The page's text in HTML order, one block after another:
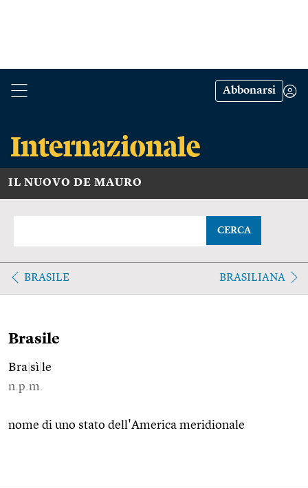
Abbonarsi
IL NUOVO DE MAURO
CERCA
BRASILE BRASILIANA
Brasile
Bra sì le
n.p.m.
nome di uno stato dell'America meridionale